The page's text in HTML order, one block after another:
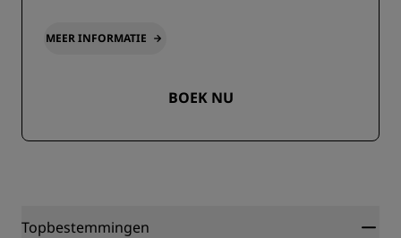
MEER INFORMATIE
BOEK NU
Topbestemmingen